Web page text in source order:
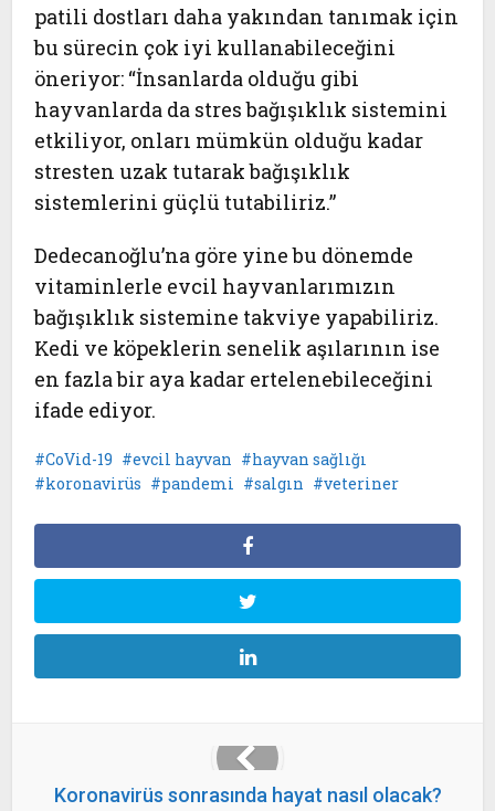
patili dostları daha yakından tanımak için
bu sürecin çok iyi kullanabileceğini
öneriyor: “İnsanlarda olduğu gibi
hayvanlarda da stres bağışıklık sistemini
etkiliyor, onları mümkün olduğu kadar
stresten uzak tutarak bağışıklık
sistemlerini güçlü tutabiliriz.”
Dedecanoğlu’na göre yine bu dönemde
vitaminlerle evcil hayvanlarımızın
bağışıklık sistemine takviye yapabiliriz.
Kedi ve köpeklerin senelik aşılarının ise
en fazla bir aya kadar ertelenebileceğini
ifade ediyor.
CoVid-19 evcil hayvan
hayvan sağlığı
koronavirüs
pandemi salgın veteriner
Koronavirüs sonrasında hayat nasıl olacak?